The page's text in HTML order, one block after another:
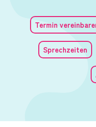
Termin
Sprechzeiten